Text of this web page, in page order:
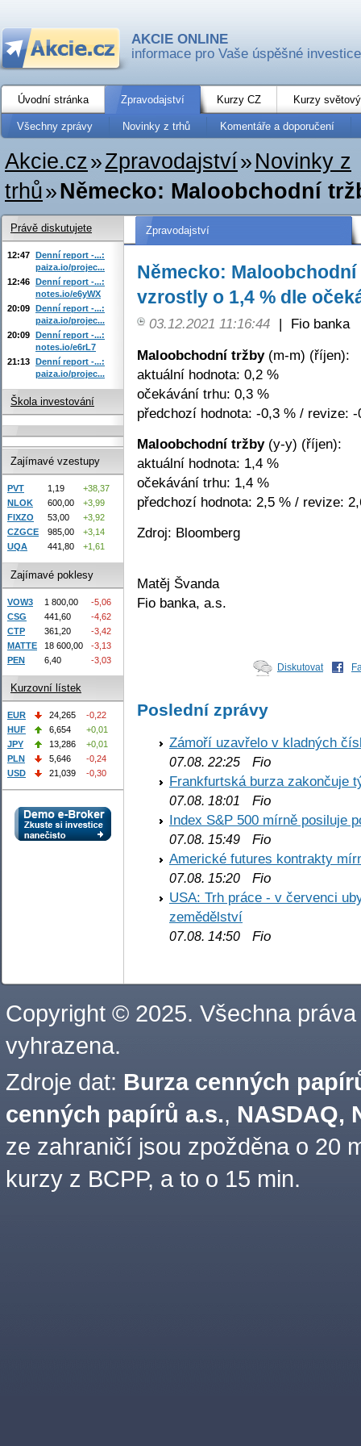
AKCIE ONLINE
informace pro Vaše úspěšné investice
Úvodní stránka Zpravodajství Kurzy CZ Kurzy
Všechny zprávy Novinky z trhů Komentáře a doporučení
Akcie.cz»Zpravodajství» Novinky z
trhů»Německo: Maloobchodní
Zpravodajství
Německo:
vzrostly o 1,4 % dle
03.12.2021 11:16:44 |
Fio banka
Maloobchodní tržby(m-m) (říjen):
aktuální hodnota: 0,2 %
očekávání trhu: 0,3 %
předchozí hodnota: -0,3 % / revize: -
Maloobchodní tržby(y-y) (říjen):
aktuální hodnota: 1,4 %
očekávání trhu: 1,4 %
předchozí hodnota: 2,5 % / revize:
Zdroj: Bloomberg
Matěj Švanda
Fio banka, a.s.
Diskutovat
Poslední zprávy
Zámoří uzavřelo v kladných
07.08. 22:25 Fio
Frankfurtská burza zakončuje
07.08. 18:01
Fio
Index S&P 500 mírně posiluje
07.08. 15:49 Fio
Americké futures kontrakty
07.08. 15:20 Fio
USA: Trh práce - v červenci
zemědělství
07.08. 14:50 Fio
Právě diskutujete
12:47 Denní report -...:
paiza.io/projec...
12:46 Denní report -...:
notes.io/e6yWX
20:09 Denní report -...:
paiza.io/projec...
20:09 Denní report -...:
notes.io/e6rL7
21:13 Denní report -...:
paiza.io/projec...
Škola investování
Zajímavé vzestupy
PVT 1,19
+38,37
NLOK
600,00
+3,99
FIXZO
53,00
+3,92
CZGCE
985,00
+3,14
UQA
441,80 +1,61
Zajímavé poklesy
VOW3 1 800,00
-5,06
CSG
441,60
-4,62
CTP
361,20
-3,42
MATTE
18 600,00
-3,13
PEN
6,40 -3,03
Kurzovní lístek
EUR 24,265
-0,22
HUF
6,654
+0,01
JPY
13,286
+0,01
PLN
5,646
-0,24
USD
21,039 -0,30
Copyright © 2025. Všechna práva
vyhrazena.
Zdroje dat: Burza cenných
cenných papírů a.s., NASDAQ,
ze zahraničí jsou zpožděna o 20
kurzy z BCPP, a to o 15 min.